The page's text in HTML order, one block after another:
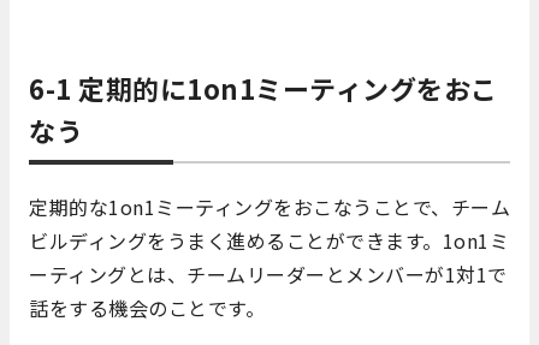
6-1 定期的に1on1ミーティングをおこ
なう
定期的な1on1ミーティングをおこなうことで、チーム
ビルディングをうまく進めることができます。1on1ミ
ーティングとは、チームリーダーとメンバーが1対1で
話をする機会のことです。